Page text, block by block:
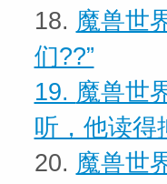
18. 魔兽世
们??”
19. 魔兽世
听，他读得
20. 魔兽世